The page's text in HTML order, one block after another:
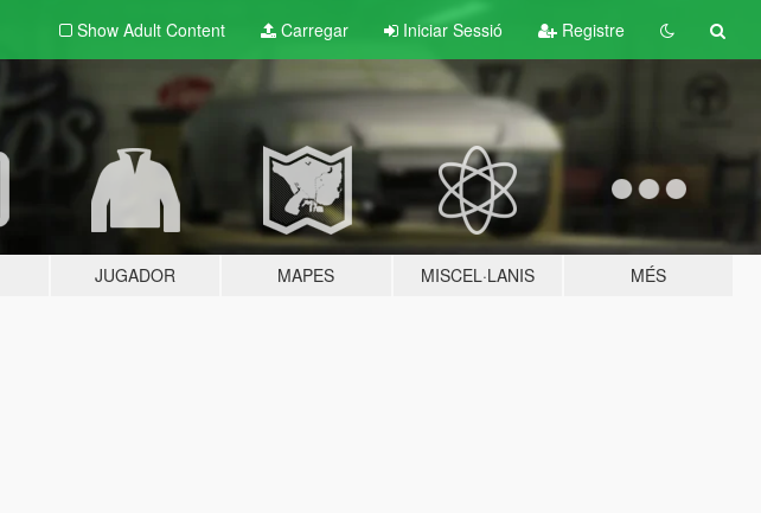
Show Adult Content Carregar Iniciar Sessió Registre
JUGADOR MAPES MISCEL·LANIS MÉS